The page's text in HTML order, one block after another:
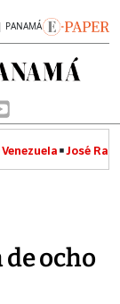
PANAMÁ
Venezuela José
ocho